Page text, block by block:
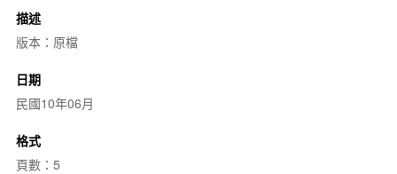
描述
版本：原檔
日期
民國10年06月
格式
頁數：5